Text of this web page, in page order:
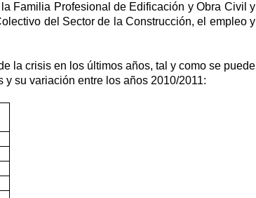
Familia Profesional de Edificación y Obra Civil y
del Sector de la Construcción, el empleo y
la crisis en los últimos años, tal y como se puede
su variación entre los años 2010/2011: